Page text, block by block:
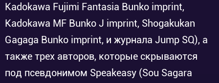
Kadokawa Fujimi Fantasia Bunko imprint,
Kadokawa MF Bunko J imprint, Shogakukan
Gagaga Bunko imprint, и журнала Jump SQ), а
также трех авторов, которые скрываются
под псевдонимом Speakeasy (Sou Sagara